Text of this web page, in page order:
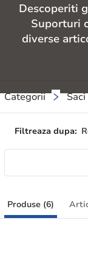
Descoperiti
Suporturi
diverse
Categorii
Filtreaza dupa:
Produse (6)